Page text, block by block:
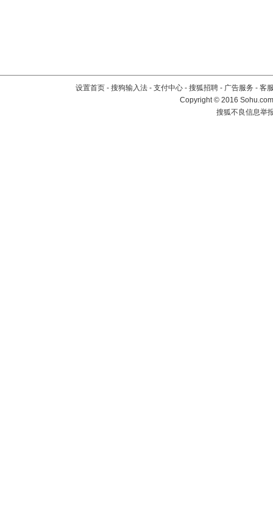
设置首页 - 搜狗输入法 - 支付中心 - 搜狐招聘 - 广告服务 - 客
Copyright©2016
搜狐不良信息举